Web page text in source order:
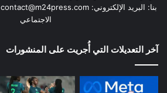
بنا: البريد الإلكتروني: contact@m24press.com
الاجتماعي
آخر التعديلات التي أُجريت على المنشورات